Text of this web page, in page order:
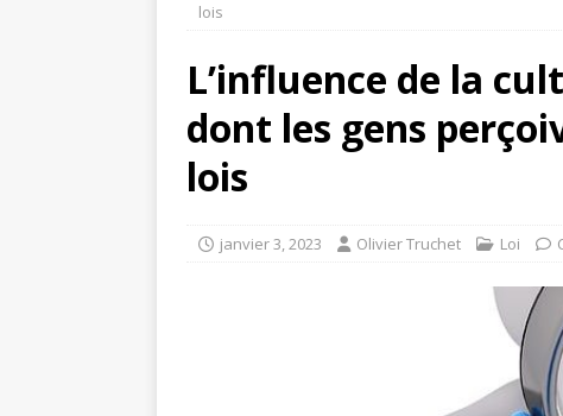
lois
L’influence de la
dont les gens
lois
janvier 3, 2023 Olivier Truchet Loi